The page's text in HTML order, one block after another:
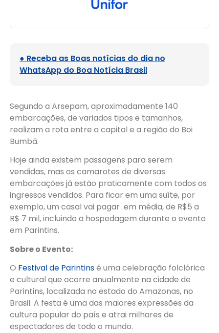
● Receba as Boas notícias do dia no
WhatsApp do Boa Notícia Brasil
Segundo a Arsepam, aproximadamente 140
embarcações, de variados tipos e tamanhos,
realizam a rota entre a capital e a região do Boi
Bumbá.
Hoje ainda existem passagens para serem
vendidas, mas os camarotes de diversas
embarcações já estão praticamente com todos os
ingressos vendidos. Para ficar em uma suíte, por
exemplo, um casal vai pagar em média, de R$5 a
R$ 7 mil, incluindo a hospedagem durante o evento
em Parintins.
Sobre o Evento:
O Festival de Parintinsé uma celebração folclórica
e cultural que ocorre anualmente na cidade de
Parintins, localizada no estado do Amazonas, no
Brasil. A festa é uma das maiores expressões da
cultura popular do país e atrai milhares de
espectadores de todo o mundo.